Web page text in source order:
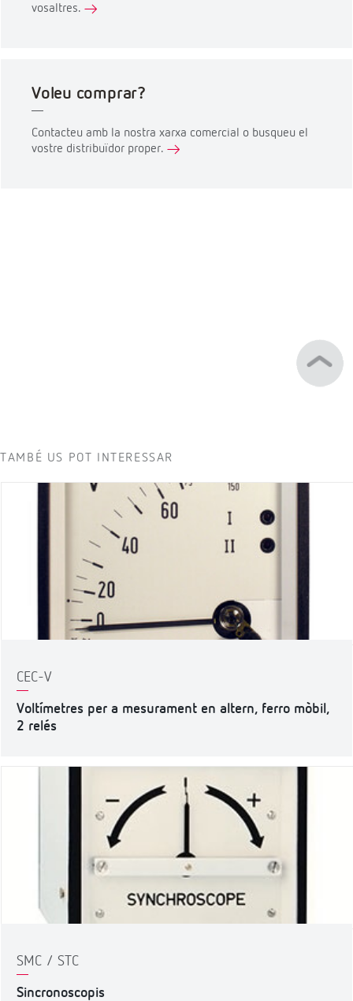
vosaltres.
Voleu comprar?
Contacteu amb la nostra xarxa comercial o busqueu el
vostre distribuïdor proper.
TAMBÉ US POT INTERESSAR
CEC-V
Voltímetres per a mesurament en altern, ferro mòbil,
2 relés
SMC / STC
Sincronoscopis